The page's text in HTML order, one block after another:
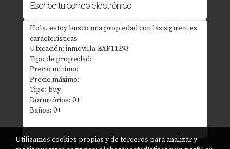
Utilizamos cookies propias y de terceros para analizar y